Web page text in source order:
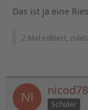
Das ist ja eine
2 Mal editiert,
nicod78
Schüler